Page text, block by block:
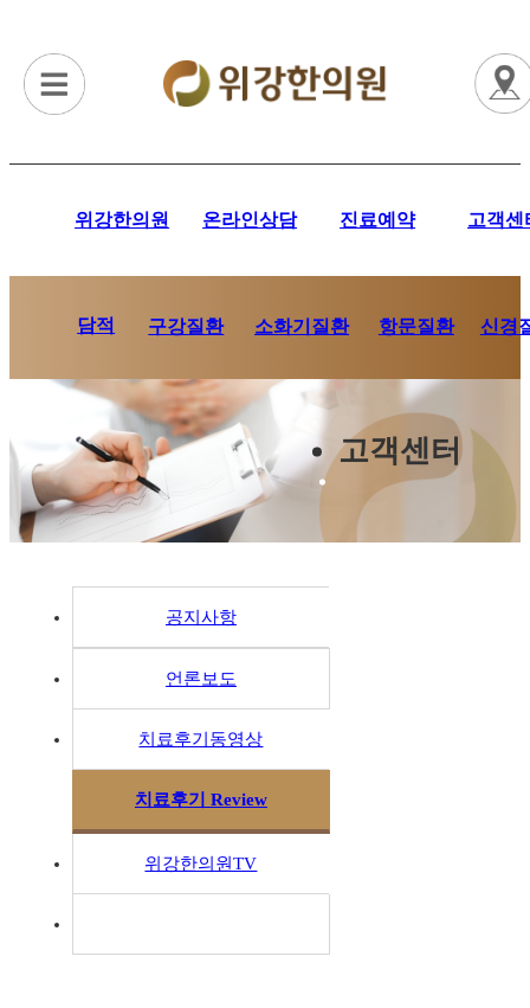
위강한의원 온라인상담 진료예약 고객센
담적 구강질환 소화기질환 항문질환 신경
고객센터
공지사항
언론보도
치료후기동영상
치료후기 Review
위강한의원TV